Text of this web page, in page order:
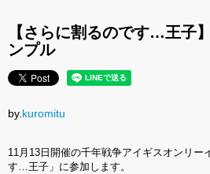
【さらに割るのです…王子
ンプル
by.kuromitu
11月13日開催の千年戦争アイギスオンリー
す…王子」に参加します。